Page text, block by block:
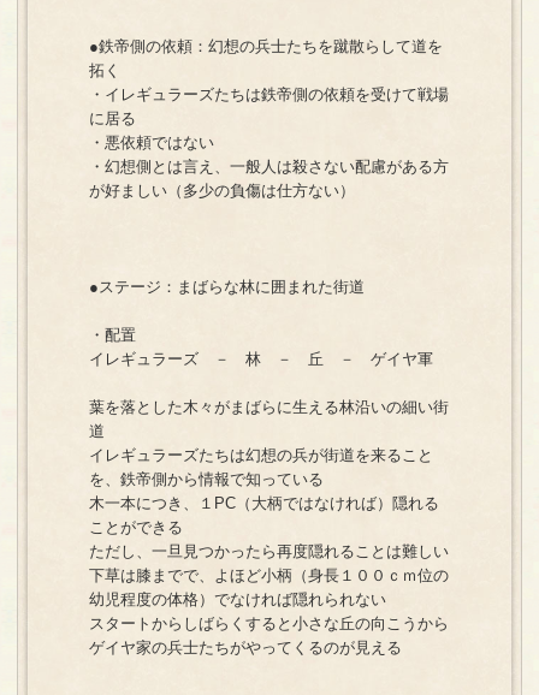
●鉄帝側の依頼：幻想の兵士たちを蹴散らして道を
拓く
・イレギュラーズたちは鉄帝側の依頼を受けて戦場
に居る
・悪依頼ではない
・幻想側とは言え、一般人は殺さない配慮がある方
が好ましい（多少の負傷は仕方ない）
●ステージ：まばらな林に囲まれた街道
・配置
イレギュラーズ － 林 － 丘 － ゲイヤ軍
葉を落とした木々がまばらに生える林沿いの細い街
道
イレギュラーズたちは幻想の兵が街道を来ること
を、鉄帝側から情報で知っている
木一本につき、１PC（大柄ではなければ）隠れる
ことができる
ただし、一旦見つかったら再度隠れることは難しい
下草は膝までで、よほど小柄（身長１００ｃｍ位の
幼児程度の体格）でなければ隠れられない
スタートからしばらくすると小さな丘の向こうから
ゲイヤ家の兵士たちがやってくるのが見える